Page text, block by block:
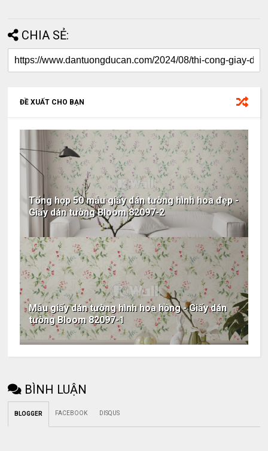
CHIA SẺ:
ĐỀ XUẤT CHO BẠN
Tổng hợp 50 mẫu giấy dán tường hình hoa đẹp -
Giấy dán tường Bloom 82097-2
Mẫu giấy dán tường hình hoa hồng - Giấy dán
tường Bloom 82097-1
BÌNH LUẬN
BLOGGER FACEBOOK DISQUS